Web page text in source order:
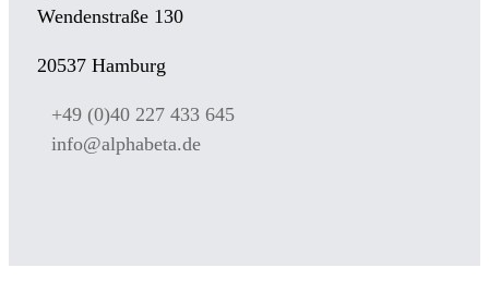
Wendenstraße 130
20537 Hamburg
+49 (0)40 227 433 645
info@alphabeta.de